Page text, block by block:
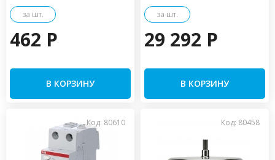
за шт.
462 P
В КОРЗИНУ
за шт.
29 292 P
В КОРЗИНУ
Код: 80610 Код: 80458